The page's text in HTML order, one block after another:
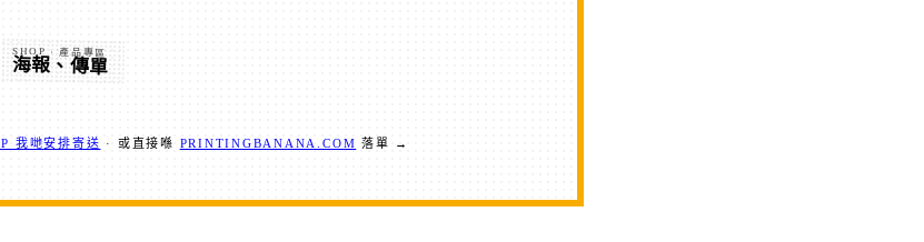
SHOP · 產品專區
海報、傳單
我哋安排寄送 · 或直接喺 PRINTINGBANANA.COM 落單 →